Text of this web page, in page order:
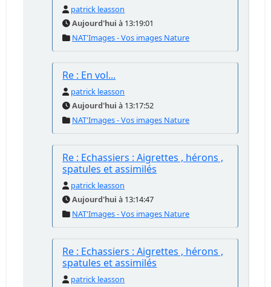
patrick leasson
Aujourd'hui à 13:19:01
NAT'Images - Vos images Nature
Re : En vol...
patrick leasson
Aujourd'hui à 13:17:52
NAT'Images - Vos images Nature
Re : Echassiers : Aigrettes , hérons ,
spatules et assimilés
patrick leasson
Aujourd'hui à 13:14:47
NAT'Images - Vos images Nature
Re : Echassiers : Aigrettes , hérons ,
spatules et assimilés
patrick leasson